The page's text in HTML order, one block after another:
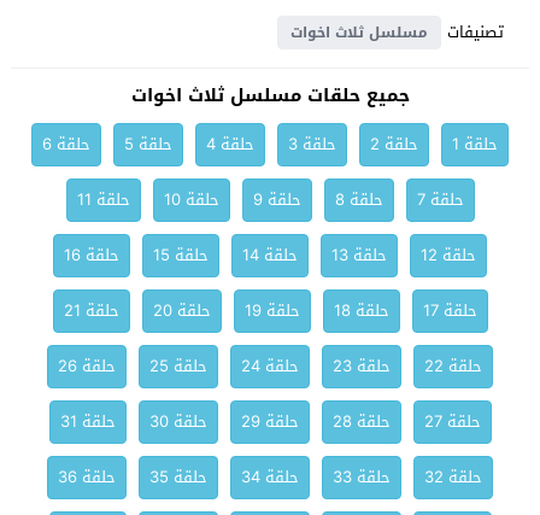
تصنيفات
مسلسل ثلاث اخوات
جميع حلقات مسلسل ثلاث اخوات
حلقة 1 حلقة 2 حلقة 3 حلقة 4 حلقة 5
حلقة 6
حلقة 7
حلقة 8 حلقة 9 حلقة 10
حلقة 11
حلقة 12
حلقة 13 حلقة 14 حلقة 15
حلقة 16
حلقة 17
حلقة 18 حلقة 19 حلقة 20
حلقة 21
حلقة 22
حلقة 23 حلقة 24 حلقة 25
حلقة 26
حلقة 27
حلقة 28 حلقة 29 حلقة 30
حلقة 31
حلقة 32
حلقة 33 حلقة 34 حلقة 35
حلقة 36